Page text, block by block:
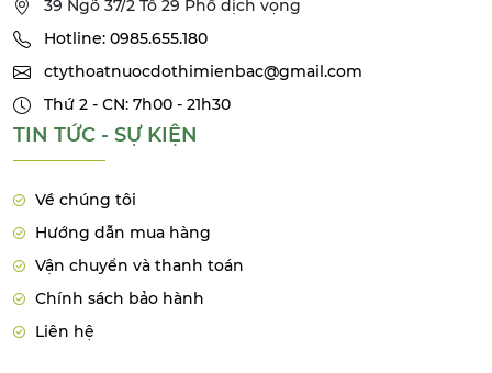
39 Ngõ 37/2 Tổ 29 Phố dịch vọng
Hotline: 0985.655.180
ctythoatnuocdothimienbac@gmail.com
Thứ 2 - CN: 7h00 - 21h30
TIN TỨC - SỰ KIỆN
Về chúng tôi
Hướng dẫn mua hàng
Vận chuyển và thanh toán
Chính sách bảo hành
Liên hệ